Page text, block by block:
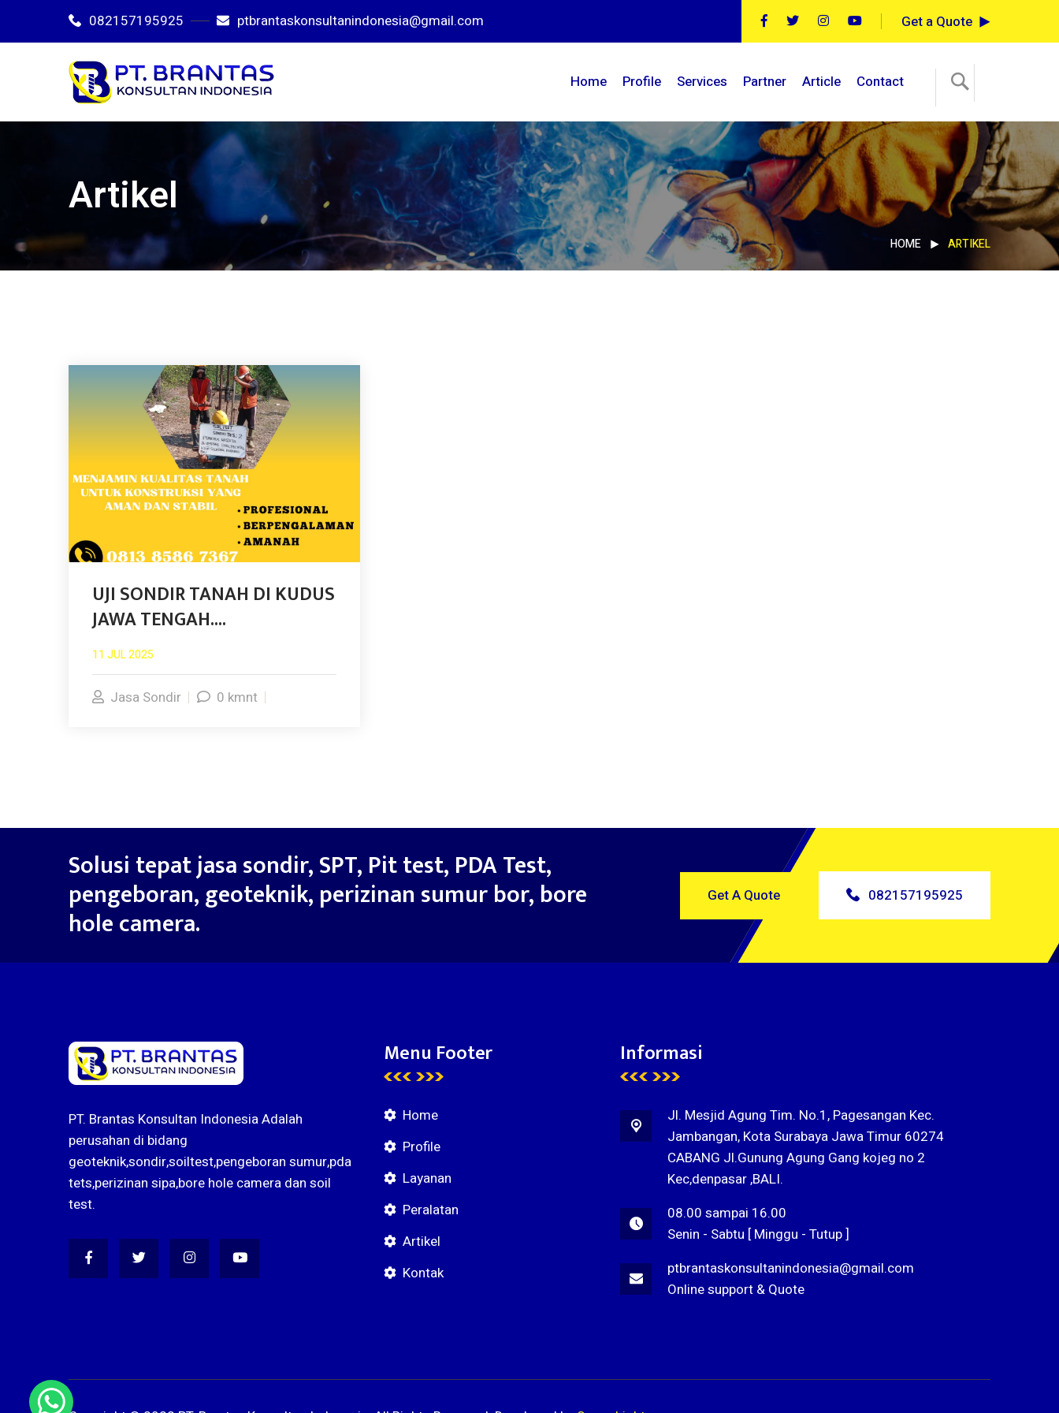
082157195925 ptbrantaskonsultanindonesia@gmail.com Get a Quote
Home Profile Services Partner Article Contact
Artikel
HOME ARTIKEL
UJI SONDIR TANAH DI KUDUS
JAWA TENGAH....
11 JUL 2025
Jasa Sondir 0 kmnt
Solusi tepat jasa sondir, SPT, Pit test, PDA Test,
pengeboran, geoteknik, perizinan sumur bor, bore
hole camera.
Get A Quote 082157195925
PT. Brantas Konsultan Indonesia Adalah
perusahan di bidang
geoteknik,sondir,soiltest,pengeboran sumur,pda
tets,perizinan sipa,bore hole camera dan soil
test.
Menu Footer
Home
Profile
Layanan
Peralatan
Artikel
Kontak
Informasi
Jl. Mesjid Agung Tim. No.1, Pagesangan Kec.
Jambangan, Kota Surabaya Jawa Timur 60274
CABANG Jl.Gunung Agung Gang kojeg no 2
Kec,denpasar ,BALI.
08.00 sampai 16.00
Senin - Sabtu [ Minggu - Tutup ]
ptbrantaskonsultanindonesia@gmail.com
Online support & Quote